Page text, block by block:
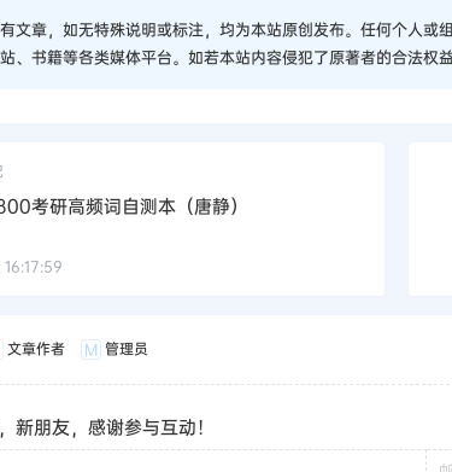
文章，如无特殊说明或标注，均为本站原创发布。任何个人
、书籍等各类媒体平台。如若本站内容侵犯了原著者的合法权
考研高频词自测本（唐静）
文章作者 M 管理员
新朋友，感谢参与互动！